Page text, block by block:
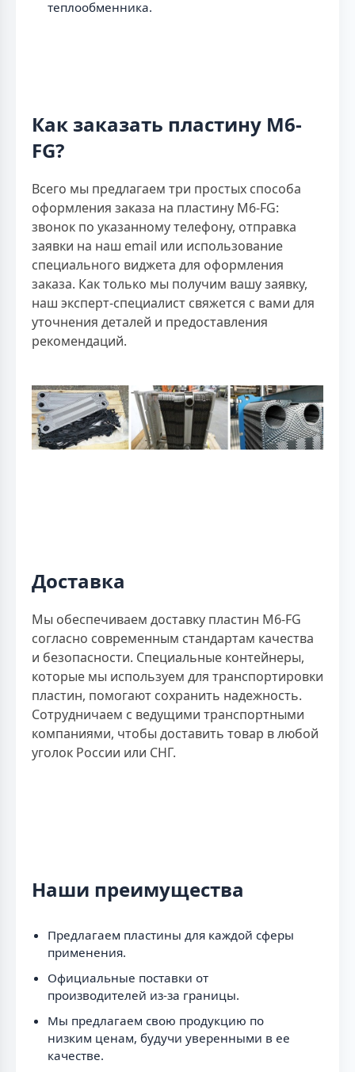
теплообменника.
Как заказать пластину M6-
FG?
Всего мы предлагаем три простых способа
оформления заказа на пластину M6-FG:
звонок по указанному телефону, отправка
заявки на наш email или использование
специального виджета для оформления
заказа. Как только мы получим вашу заявку,
наш эксперт-специалист свяжется с вами для
уточнения деталей и предоставления
рекомендаций.
Доставка
Мы обеспечиваем доставку пластин M6-FG
согласно современным стандартам качества
и безопасности. Специальные контейнеры,
которые мы используем для транспортировки
пластин, помогают сохранить надежность.
Сотрудничаем с ведущими транспортными
компаниями, чтобы доставить товар в любой
уголок России или СНГ.
Наши преимущества
Предлагаем пластины для каждой сферы
применения.
Официальные поставки от
производителей из-за границы.
Мы предлагаем свою продукцию по
низким ценам, будучи уверенными в ее
качестве.